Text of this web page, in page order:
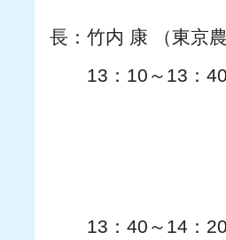
長：竹内 康 （東京
13：10～13：
13：40～14：20